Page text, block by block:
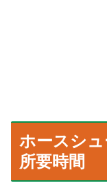
ホースシ
所要時間